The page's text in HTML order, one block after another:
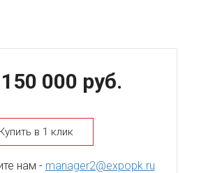
150 000 руб.
Купить в 1 клик
нам - manager2@expopk.ru